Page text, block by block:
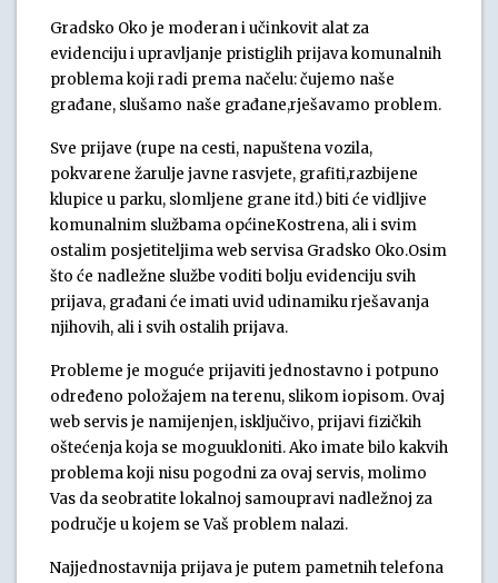
Gradsko Oko je moderan i učinkovit alat za
evidenciju i upravljanje pristiglih prijava komunalnih
problema koji radi prema načelu: čujemo naše
građane, slušamo naše građane,rješavamo problem.
Sve prijave (rupe na cesti, napuštena vozila,
pokvarene žarulje javne rasvjete, grafiti,razbijene
klupice u parku, slomljene grane itd.) biti će vidljive
komunalnim službama općineKostrena, ali i svim
ostalim posjetiteljima web servisa Gradsko Oko.Osim
što će nadležne službe voditi bolju evidenciju svih
prijava, građani će imati uvid udinamiku rješavanja
njihovih, ali i svih ostalih prijava.
Probleme je moguće prijaviti jednostavno i potpuno
određeno položajem na terenu, slikom iopisom. Ovaj
web servis je namijenjen, isključivo, prijavi fizičkih
oštećenja koja se moguukloniti. Ako imate bilo kakvih
problema koji nisu pogodni za ovaj servis, molimo
Vas da seobratite lokalnoj samoupravi nadležnoj za
područje u kojem se Vaš problem nalazi.
Najjednostavnija prijava je putem pametnih telefona